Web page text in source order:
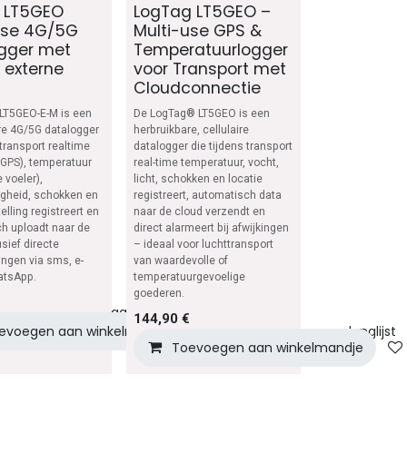
Toevoegen aan verlanglijst
4G/5G
met
externe
E-M is een
4G/5G datalogger
realtime
temperatuur
voeler),
schokken en
registreert en
uploadt naar de
directe
via sms, e-
aan winkelmandje Toevoegen aan verlanglijst
LogTag LT5GEO –
Multi-use GPS &
Temperatuurlogger
voor Transport met
Cloudconnectie
De LogTag® LT5GEO is een
herbruikbare, cellulaire
datalogger die tijdens transport
real-time temperatuur, vocht,
licht, schokken en locatie
registreert, automatisch data
naar de cloud verzendt en
direct alarmeert bij afwijkingen
– ideaal voor luchttransport
van waardevolle of
temperatuurgevoelige
goederen.
144,90€
Toevoegen aan winkelmandje